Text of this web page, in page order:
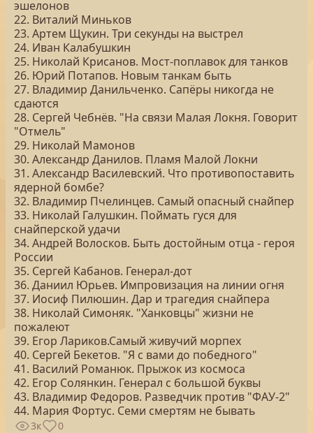
эшелонов
22. Виталий Миньков
23. Артем Щукин. Три секунды на выстрел
24. Иван Калабушкин
25. Николай Крисанов. Мост-поплавок для танков
26. Юрий Потапов. Новым танкам быть
27. Владимир Данильченко. Сапёры никогда не
сдаются
28. Сергей Чебнёв. "На связи Малая Локня. Говорит
"Отмель"
29. Николай Мамонов
30. Александр Данилов. Пламя Малой Локни
31. Александр Василевский. Что противопоставить
ядерной бомбе?
32. Владимир Пчелинцев. Самый опасный снайпер
33. Николай Галушкин. Поймать гуся для
снайперской удачи
34. Андрей Волосков. Быть достойным отца - героя
России
35. Сергей Кабанов. Генерал-дот
36. Даниил Юрьев. Импровизация на линии огня
37. Иосиф Пилюшин. Дар и трагедия снайпера
38. Николай Симоняк. "Ханковцы" жизни не
пожалеют
39. Егор Лариков.Самый живучий морпех
40. Сергей Бекетов. "Я с вами до победного"
41. Василий Романюк. Прыжок из космоса
42. Егор Солянкин. Генерал с большой буквы
43. Владимир Федоров. Разведчик против "ФАУ-2"
44. Мария Фортус. Семи смертям не бывать
3к 0